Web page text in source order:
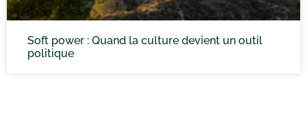
Soft power : Quand la culture devient un outil
politique